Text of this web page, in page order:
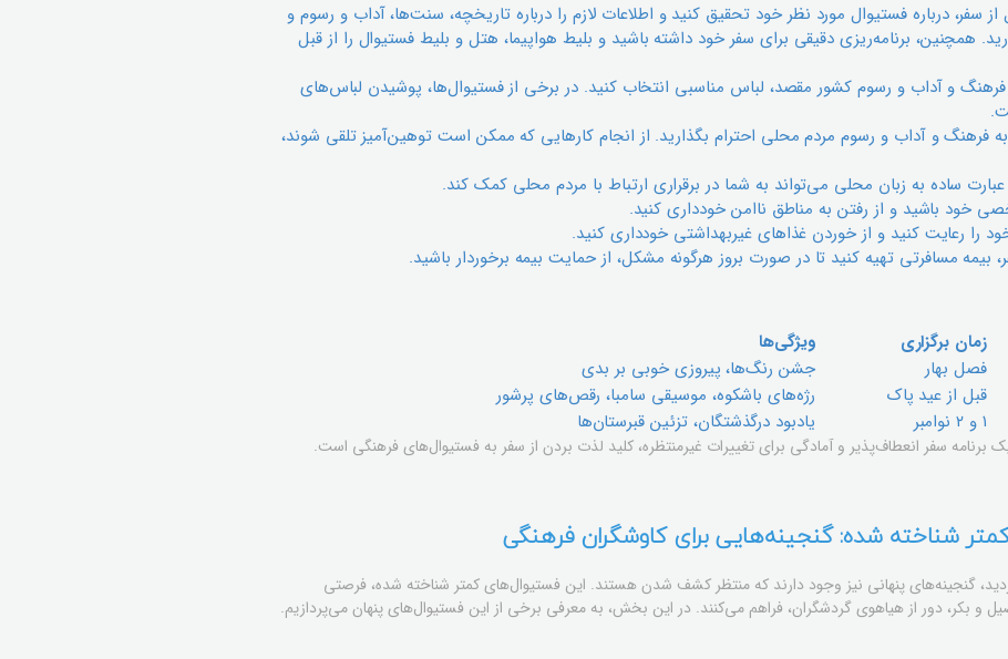
از سفر، درباره فستیوال مورد نظر خود تحقیق کنید و اطلاعات لازم را درباره تاریخچه، سنت‌ها، آداب و رسوم و
همچنین، برنامه‌ریزی دقیقی برای سفر خود داشته باشید و بلیط هواپیما، هتل و بلیط فستیوال را از قبل
فرهنگ و آداب و رسوم کشور مقصد، لباس مناسبی انتخاب کنید. در برخی از فستیوال‌ها، پوشیدن لباس‌های
به فرهنگ و آداب و رسوم مردم محلی احترام بگذارید. از انجام کارهایی که ممکن است توهین‌آمیز تلقی شوند،
ساده به زبان محلی می‌تواند به شما در برقراری ارتباط با مردم محلی کمک کند.
خود باشید و از رفتن به مناطق ناامن خودداری کنید.
را رعایت کنید و از خوردن غذاهای غیربهداشتی خودداری کنید.
بیمه مسافرتی تهیه کنید تا در صورت بروز هرگونه مشکل، از حمایت بیمه برخوردار باشید.
زمان برگزاری
ویژگی‌ها
فصل بهار
جشن رنگ‌ها، پیروزی خوبی بر بدی
قبل از عید پاک
رژه‌های باشکوه، موسیقی سامبا، رقص‌های پرشور
۱ و ۲ نوامبر یادبود درگذشتگان، تزئین قبرستان‌ها
برنامه سفر انعطاف‌پذیر و آمادگی برای تغییرات غیرمنتظره، کلید لذت بردن از سفر به فستیوال‌های فرهنگی است.
شناخته شده: گنجینه‌هایی برای کاوشگران فرهنگی
گنجینه‌های پنهانی نیز وجود دارند که منتظر کشف شدن هستند. این فستیوال‌های کمتر شناخته شده، فرصتی
و بکر، دور از هیاهوی گردشگران، فراهم می‌کنند. در این بخش، به معرفی برخی از این فستیوال‌های پنهان می‌پردازیم.